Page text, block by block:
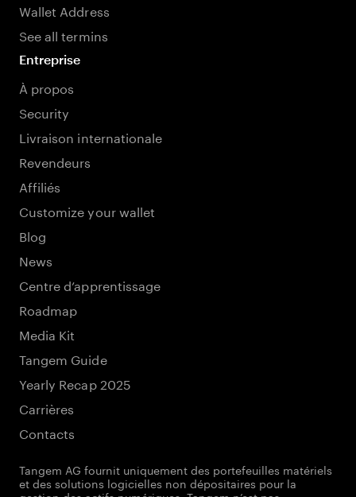
Wallet Address
See all termins
Entreprise
À propos
Security
Livraison internationale
Revendeurs
Affiliés
Customize your wallet
Blog
News
Centre d’apprentissage
Roadmap
Media Kit
Tangem Guide
Yearly Recap 2025
Carrières
Contacts
Tangem AG fournit uniquement des portefeuilles matériels
et des solutions logicielles non dépositaires pour la